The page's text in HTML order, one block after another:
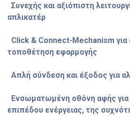
Συνεχής και αξιόπιστη
απλικατέρ
Click & Connect-Mechanism για
τοποθέτηση εφαρμογής
Απλή σύνδεση και έξοδος για
Ενσωματωμένη οθόνη αφής για
επιπέδου ενέργειας, της